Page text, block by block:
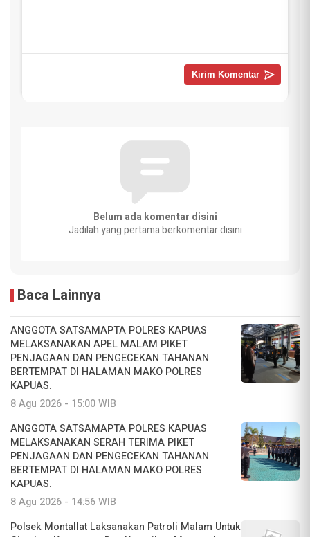
Belum ada komentar disini
Jadilah yang pertama berkomentar disini
Baca Lainnya
ANGGOTA SATSAMAPTA POLRES KAPUAS
MELAKSANAKAN APEL MALAM PIKET
PENJAGAAN DAN PENGECEKAN TAHANAN
BERTEMPAT DI HALAMAN MAKO POLRES
KAPUAS.
8 Agu 2026 - 15:00 WIB
ANGGOTA SATSAMAPTA POLRES KAPUAS
MELAKSANAKAN SERAH TERIMA PIKET
PENJAGAAN DAN PENGECEKAN TAHANAN
BERTEMPAT DI HALAMAN MAKO POLRES
KAPUAS.
8 Agu 2026 - 14:56 WIB
Polsek Montallat Laksanakan Patroli Malam Untuk